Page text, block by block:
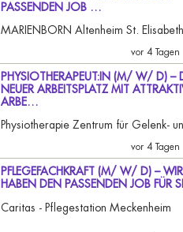
PASSENDEN JOB …
MARIENBORN Altenheim St. Elisabeth
vor 4 Tagen
PHYSIOTHERAPEUT:IN (M/ W/ D) –
NEUER ARBEITSPLATZ MIT
ARBE…
vor 4 Tagen
PFLEGEFACHKRAFT (M/ W/ D) – WIR
HABEN DEN PASSENDEN JOB FÜR
Caritas - Pflegestation Meckenheim